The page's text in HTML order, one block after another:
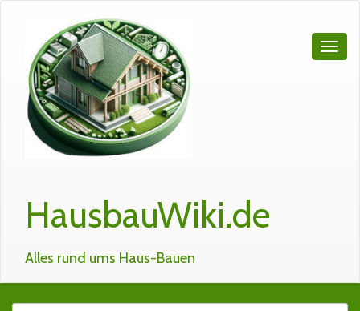
HausbauWiki.de
Alles rund ums Haus-Bauen